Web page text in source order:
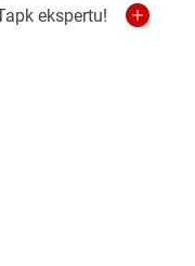
ekspertu!